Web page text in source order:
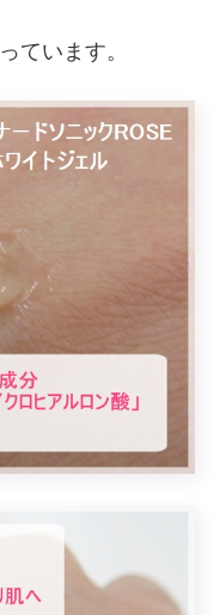
ています。